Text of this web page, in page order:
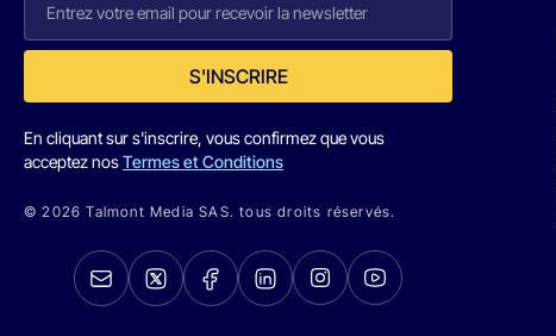
S'INSCRIRE
En cliquant sur s'inscrire, vous confirmez que vous
acceptez nosTermes et Conditions
© 2026 Talmont Media SAS. tous droits réservés.